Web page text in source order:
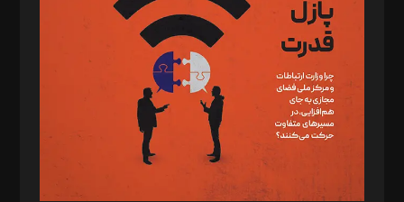
مصطفی مسجدی آرانی، ابوالفضل رجبی، زهرا فکرانه، فائزه فتحی
رستمی،مصطفی باستان
ویرایش: نگار استاد‌‌آقا
طراح یونیفرم: مجید توکلی
فیلمبرداری و عکاسی: امیر شفیعی، مانی لطفی زاده
گرافیک و صفحه‌آرایی: سید‌سبحان‌علی ثابت
مد‌یر توسعه تجاری: کامبیز برید‌
امور مالی: شاپور رهبری، محمد‌ کاظمی‌نیا